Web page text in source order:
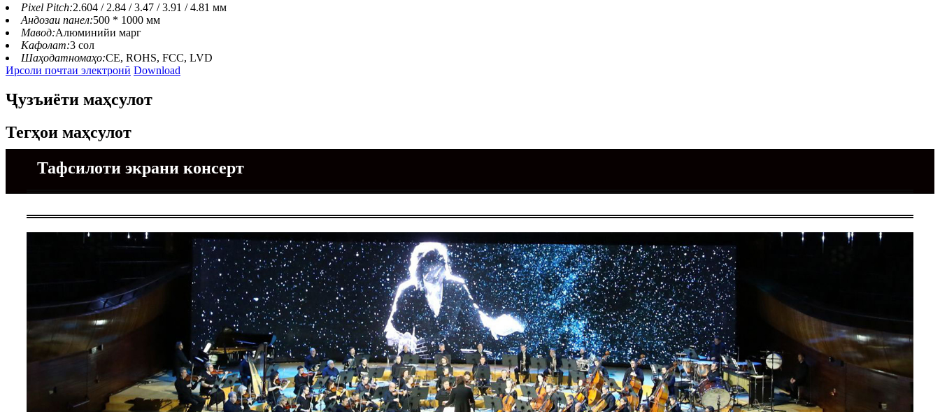
Pixel Pitch:2.604 / 2.84 / 3.47 / 3.91 / 4.81 мм
Андозаи панел:500 * 1000 мм
Мавод:Алюминийи марг
Кафолат:3 сол
Шаҳодатномаҳо:CE, ROHS, FCC, LVD
Ирсоли почтаи электронӣ Download
Ҷузъиёти маҳсулот
Тегҳои маҳсулот
Тафсилоти экрани консерт